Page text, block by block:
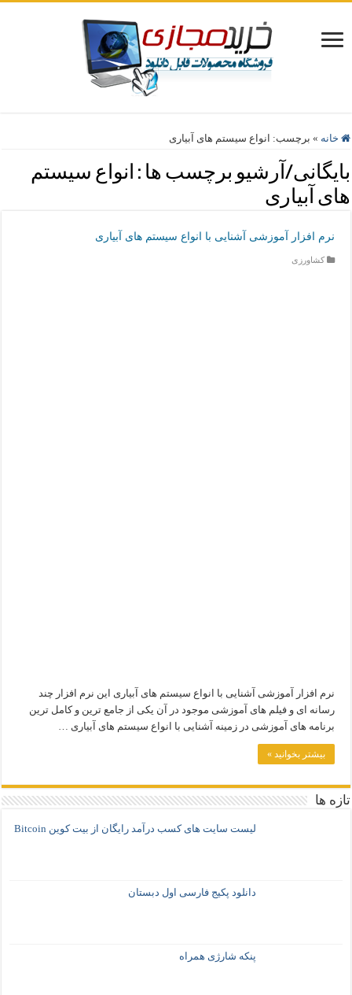
خانه » برچسب: انواع سیستم های آبیاری
بایگانی/آرشیو برچسب ها : انواع سیستم
های آبیاری
نرم افزار آموزشی آشنایی با انواع سیستم های آبیاری
کشاورزی
نرم افزار آموزشی آشنایی با انواع سیستم های آبیاری این نرم افزار چند
رسانه ای و فیلم های آموزشی موجود در آن یکی از جامع ترین و کامل ترین
برنامه های آموزشی در زمینه آشنایی با انواع سیستم های آبیاری …
بیشتر بخوانید »
تازه ها
لیست سایت های کسب درآمد رایگان از بیت کوین Bitcoin
دانلود پکیج فارسی اول دبستان
پنکه شارژی همراه